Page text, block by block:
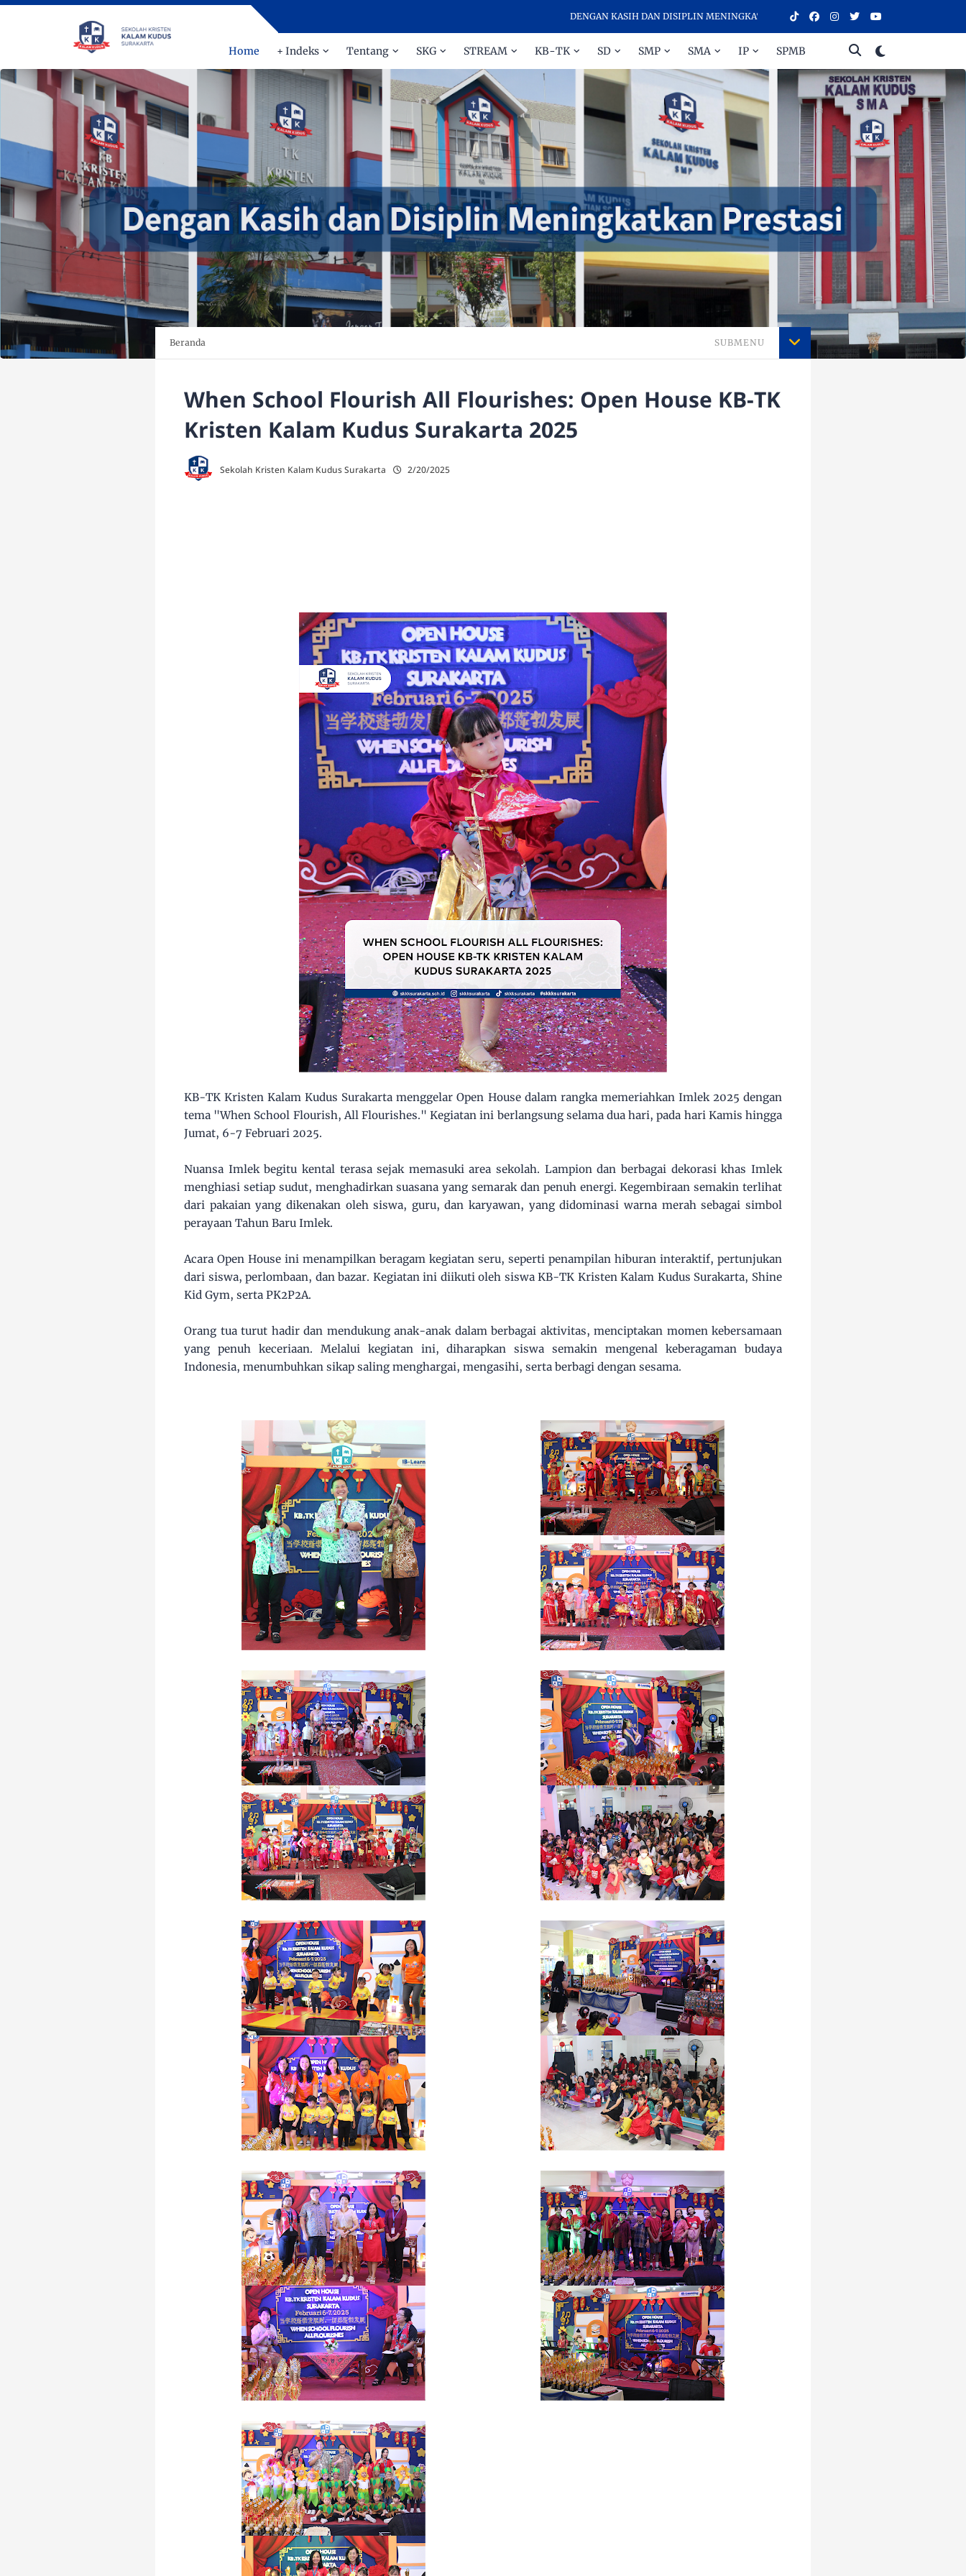
DENGAN KASIH DAN DISIPLIN MENINGKATKAN PRESTASI - SELAMAT DATANG DI SEKOLAH
Home + Indeks Tentang SKG STREAM KB-TK SD SMP SMA IP SPMB
Beranda SUBMENU
When School Flourish All Flourishes: Open House KB-TK
Kristen Kalam Kudus Surakarta 2025
Sekolah Kristen Kalam Kudus Surakarta 2/20/2025
KB-TK Kristen Kalam Kudus Surakarta menggelar Open House dalam rangka memeriahkan Imlek 2025 dengan
tema "When School Flourish, All Flourishes." Kegiatan ini berlangsung selama dua hari, pada hari Kamis hingga
Jumat, 6-7 Februari 2025.
Nuansa Imlek begitu kental terasa sejak memasuki area sekolah. Lampion dan berbagai dekorasi khas Imlek
menghiasi setiap sudut, menghadirkan suasana yang semarak dan penuh energi. Kegembiraan semakin terlihat
dari pakaian yang dikenakan oleh siswa, guru, dan karyawan, yang didominasi warna merah sebagai simbol
perayaan Tahun Baru Imlek.
Acara Open House ini menampilkan beragam kegiatan seru, seperti penampilan hiburan interaktif, pertunjukan
dari siswa, perlombaan, dan bazar. Kegiatan ini diikuti oleh siswa KB-TK Kristen Kalam Kudus Surakarta, Shine
Kid Gym, serta PK2P2A.
Orang tua turut hadir dan mendukung anak-anak dalam berbagai aktivitas, menciptakan momen kebersamaan
yang penuh keceriaan. Melalui kegiatan ini, diharapkan siswa semakin mengenal keberagaman budaya
Indonesia, menumbuhkan sikap saling menghargai, mengasihi, serta berbagi dengan sesama.